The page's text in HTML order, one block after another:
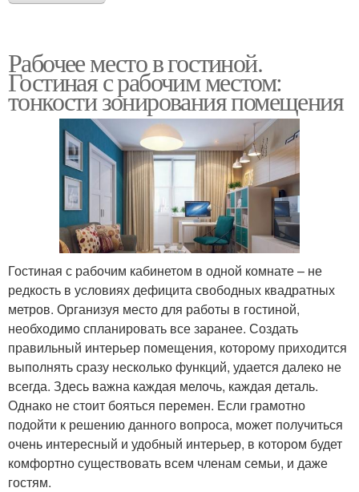
Рабочее место в гостиной.
Гостиная с рабочим местом:
тонкости зонирования помещения
Гостиная с рабочим кабинетом в одной комнате – не
редкость в условиях дефицита свободных квадратных
метров. Организуя место для работы в гостиной,
необходимо спланировать все заранее. Создать
правильный интерьер помещения, которому приходится
выполнять сразу несколько функций, удается далеко не
всегда. Здесь важна каждая мелочь, каждая деталь.
Однако не стоит бояться перемен. Если грамотно
подойти к решению данного вопроса, может получиться
очень интересный и удобный интерьер, в котором будет
комфортно существовать всем членам семьи, и даже
гостям.